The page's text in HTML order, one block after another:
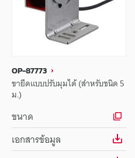
OP-87773
ขายึดแบบปรับมุมได้ (สำหรับชนิด 5
ม.)
ขนาด
เอกสารข้อมูล